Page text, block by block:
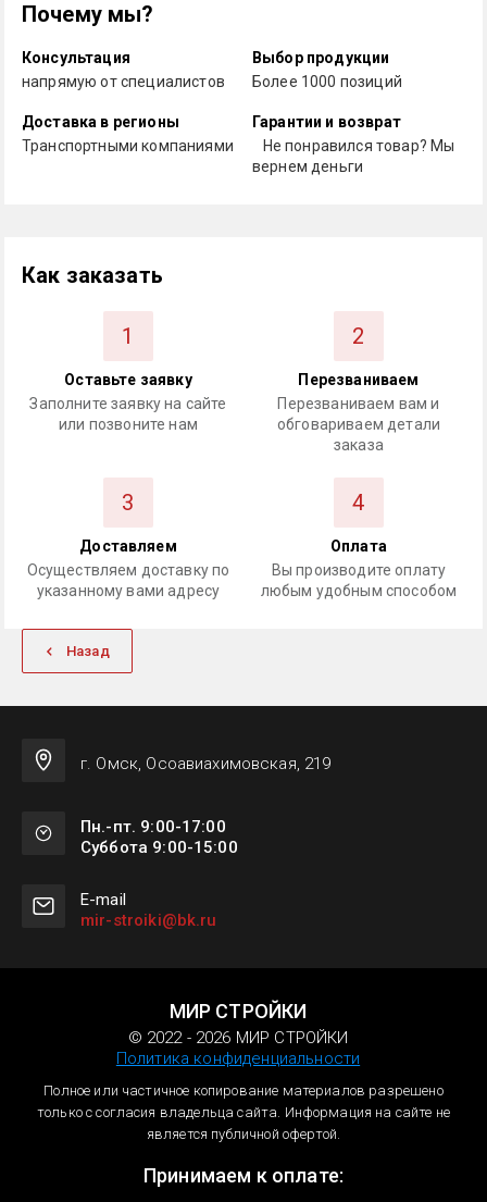
Почему мы?
Консультация
напрямую от специалистов
Выбор продукции
Более 1000 позиций
Доставка в регионы
Транспортными компаниями
Гарантии и возврат
Не понравился товар? Мы
вернем деньги
Как заказать
1
Оставьте заявку
Заполните заявку на сайте
или позвоните нам
2
Перезваниваем
Перезваниваем вам и
обговариваем детали
заказа
3
Доставляем
Осуществляем доставку по
указанному вами адресу
4
Оплата
Вы производите оплату
любым удобным способом
Назад
г. Омск, Осоавиахимовская, 219
Пн.-пт. 9:00-17:00
Суббота 9:00-15:00
Е-mail
mir-stroiki@bk.ru
МИР СТРОЙКИ
© 2022 - 2026 МИР СТРОЙКИ
Политика конфиденциальности
Полное или частичное копирование материалов разрешено
только с согласия владельца сайта. Информация на сайте не
является публичной офертой.
Принимаем к оплате: